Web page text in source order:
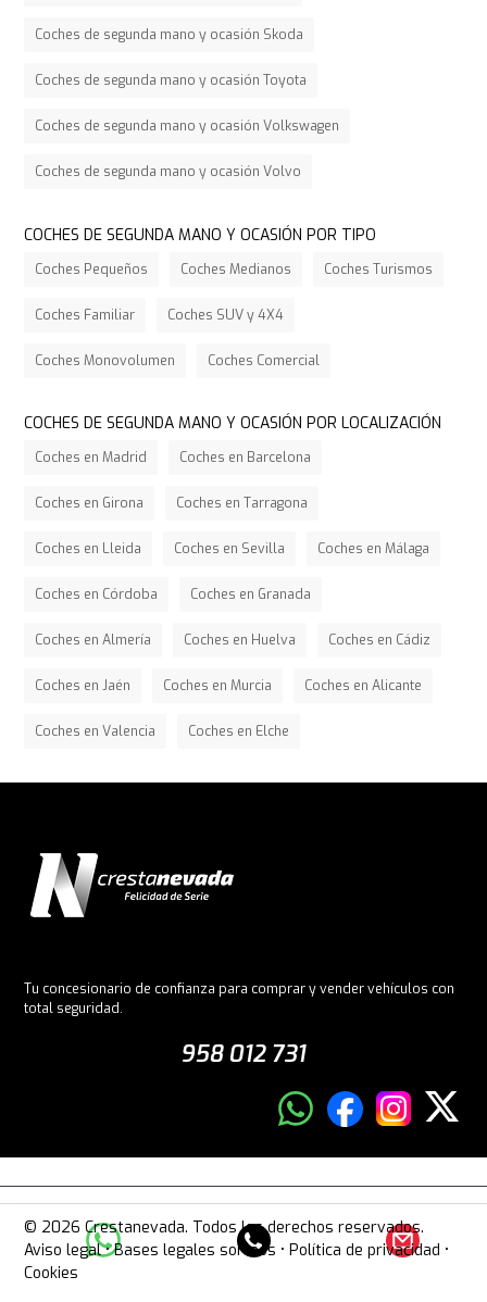
Coches de segunda mano y ocasión Skoda
Coches de segunda mano y ocasión Toyota
Coches de segunda mano y ocasión Volkswagen
Coches de segunda mano y ocasión Volvo
COCHES DE SEGUNDA MANO Y OCASIÓN POR TIPO
Coches Pequeños Coches Medianos Coches Turismos
Coches Familiar Coches SUV y 4X4
Coches Monovolumen Coches Comercial
COCHES DE SEGUNDA MANO Y OCASIÓN POR LOCALIZACIÓN
Coches en Madrid Coches en Barcelona
Coches en Girona Coches en Tarragona
Coches en Lleida Coches en Sevilla Coches en Málaga
Coches en Córdoba Coches en Granada
Coches en Almería Coches en Huelva Coches en Cádiz
Coches en Jaén Coches en Murcia Coches en Alicante
Coches en Valencia Coches en Elche
Tu concesionario de confianza para comprar y vender vehículos con
total seguridad.
958 012 731
© 2026 Crestanevada. Todos los derechos reservados.
Aviso legal•Bases legales sorteos •Política de privacidad •
Cookies